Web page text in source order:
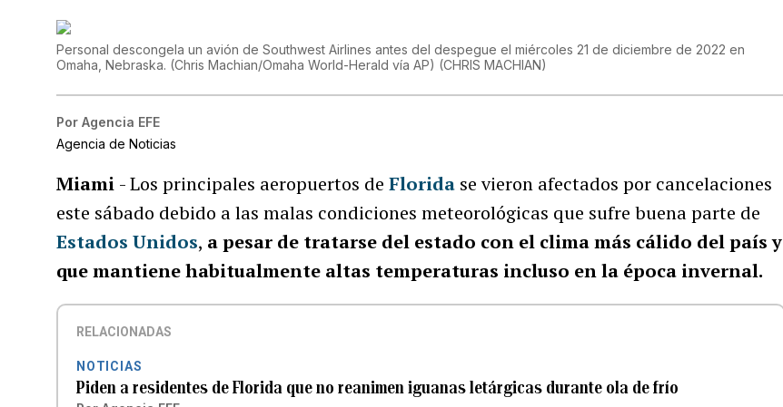
Personal descongela un avión de Southwest Airlines antes del despegue el miércoles 21 de diciembre de 2022 en
Omaha, Nebraska. (Chris Machian/Omaha World-Herald vía AP) (CHRIS MACHIAN)
Por Agencia EFE
Agencia de Noticias
Miami - Los principales aeropuertos deFlorida se vieron afectados por cancelaciones
este sábado debido a las malas condiciones meteorológicas que sufre buena parte de
Estados Unidos, a pesar de tratarse del estado con el clima más cálido del país y
que mantiene habitualmente altas temperaturas incluso en la época invernal.
RELACIONADAS
NOTICIAS
Piden a residentes de Florida que no reanimen iguanas letárgicas durante ola de frío